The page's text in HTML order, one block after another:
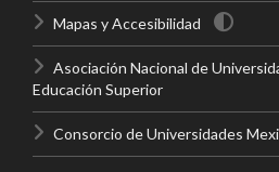
Mapas y Accesibilidad
Asociación Nacional de
Educación Superior
Consorcio de Universidades